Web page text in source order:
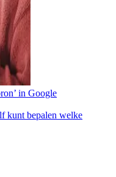
in Google
kunt bepalen welke